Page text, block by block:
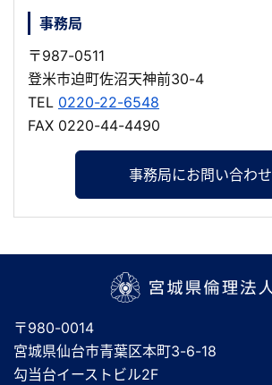
事務局
〒987-0511
登米市迫町佐沼天神前30-4
TEL 0220-22-6548
FAX 0220-44-4490
事務局にお問い合わせ
〒980-0014
宮城県仙台市青葉区本町3-6-18
勾当台イーストビル2F